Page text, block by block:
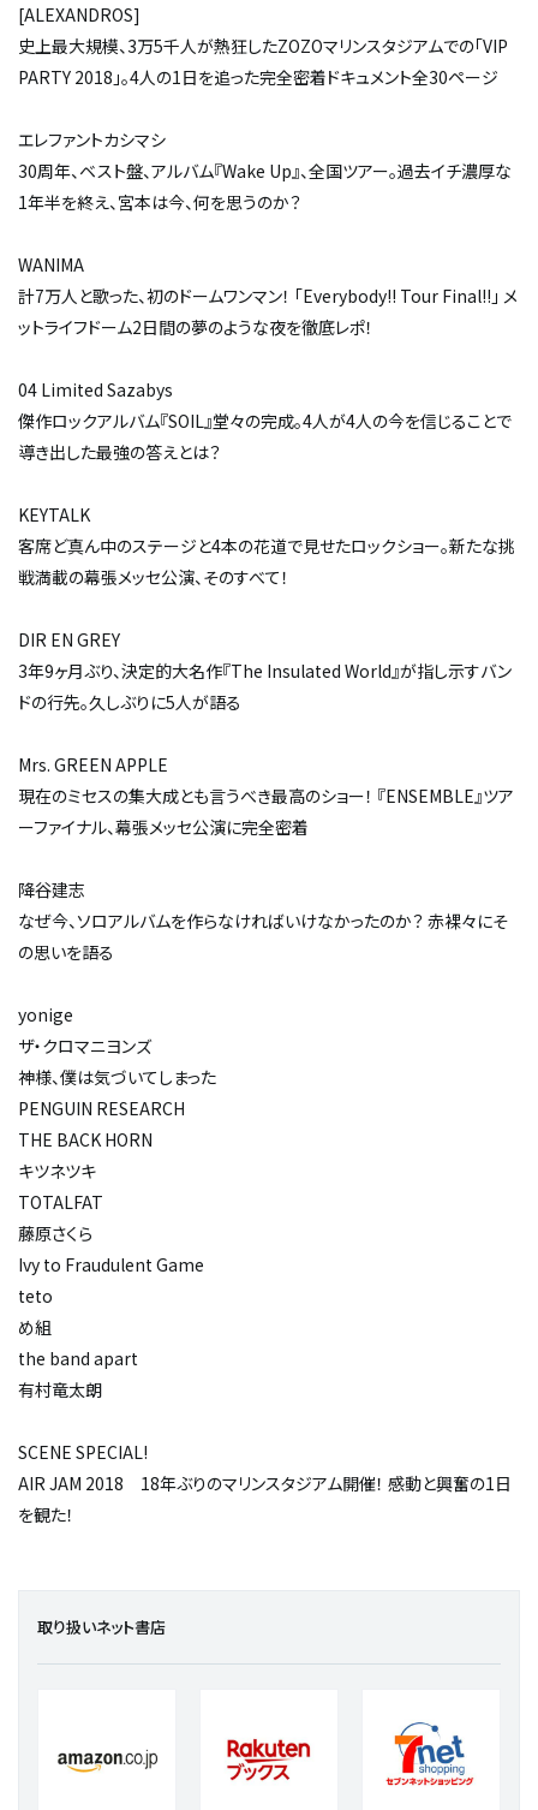
[ALEXANDROS]
史上最大規模、3万5千人が熱狂したZOZOマリンスタジアムでの「VIP
PARTY 2018」。4人の1日を追った完全密着ドキュメント全30ページ
エレファントカシマシ
30周年、ベスト盤、アルバム『Wake Up』、全国ツアー。過去イチ濃厚な
1年半を終え、宮本は今、何を思うのか？
WANIMA
計7万人と歌った、初のドームワンマン！ 「Everybody!! Tour Final!!」 メ
ットライフドーム2日間の夢のような夜を徹底レポ！
04 Limited Sazabys
傑作ロックアルバム『SOIL』堂々の完成。4人が4人の今を信じることで
導き出した最強の答えとは？
KEYTALK
客席ど真ん中のステージと4本の花道で見せたロックショー。新たな挑
戦満載の幕張メッセ公演、そのすべて！
DIR EN GREY
3年9ヶ月ぶり、決定的大名作『The Insulated World』が指し示すバン
ドの行先。久しぶりに5人が語る
Mrs. GREEN APPLE
現在のミセスの集大成とも言うべき最高のショー！ 『ENSEMBLE』ツア
ーファイナル、幕張メッセ公演に完全密着
降谷建志
なぜ今、ソロアルバムを作らなければいけなかったのか？ 赤裸々にそ
の思いを語る
yonige
ザ・クロマニヨンズ
神様、僕は気づいてしまった
PENGUIN RESEARCH
THE BACK HORN
キツネツキ
TOTALFAT
藤原さくら
Ivy to Fraudulent Game
teto
め組
the band apart
有村竜太朗
SCENE SPECIAL!
AIR JAM 2018 18年ぶりのマリンスタジアム開催！ 感動と興奮の1日
を観た！
取り扱いネット書店